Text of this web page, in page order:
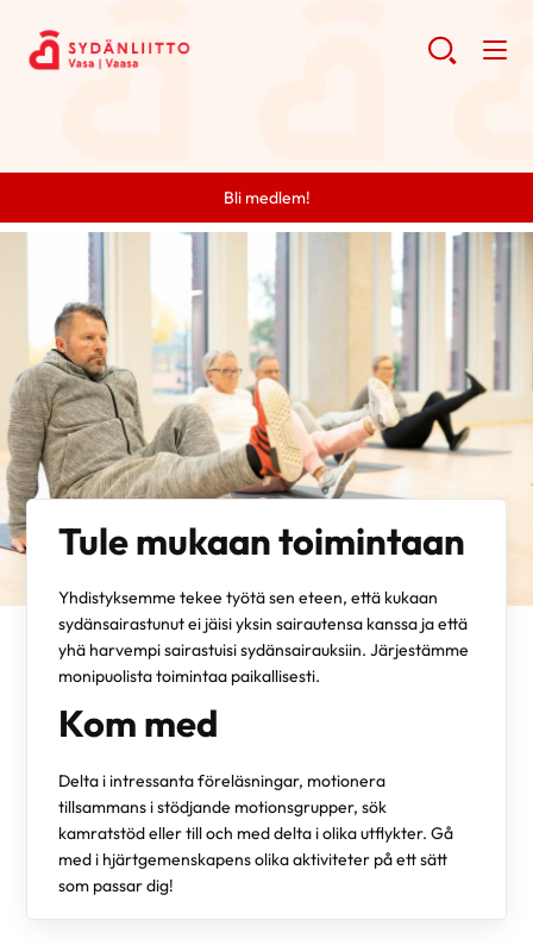
Bli medlem!
Tule mukaan toimintaan
Yhdistyksemme tekee työtä sen eteen, että kukaan
sydänsairastunut ei jäisi yksin sairautensa kanssa ja että
yhä harvempi sairastuisi sydänsairauksiin. Järjestämme
monipuolista toimintaa paikallisesti.
Kom med
Delta i intressanta föreläsningar, motionera
tillsammans i stödjande motionsgrupper, sök
kamratstöd eller till och med delta i olika utflykter. Gå
med i hjärtgemenskapens olika aktiviteter på ett sätt
som passar dig!